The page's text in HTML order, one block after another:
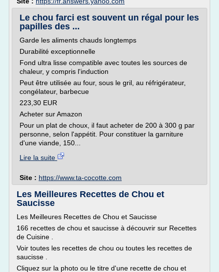
Le chou farci est souvent un régal pour les
papilles des ...
Garde les aliments chauds longtemps
Durabilité exceptionnelle
Fond ultra lisse compatible avec toutes les sources de
chaleur, y compris l'induction
Peut être utilisée au four, sous le gril, au réfrigérateur,
congélateur, barbecue
223,30 EUR
Acheter sur Amazon
Pour un plat de choux, il faut acheter de 200 à 300 g par
personne, selon l'appétit. Pour constituer la garniture
d'une viande, 150...
Lire la suite
Site : https://www.ta-cocotte.com
Les Meilleures Recettes de Chou et
Saucisse
Les Meilleures Recettes de Chou et Saucisse
166 recettes de chou et saucisse à découvrir sur Recettes
de Cuisine .
Voir toutes les recettes de chou ou toutes les recettes de
saucisse .
Cliquez sur la photo ou le titre d'une recette de chou et